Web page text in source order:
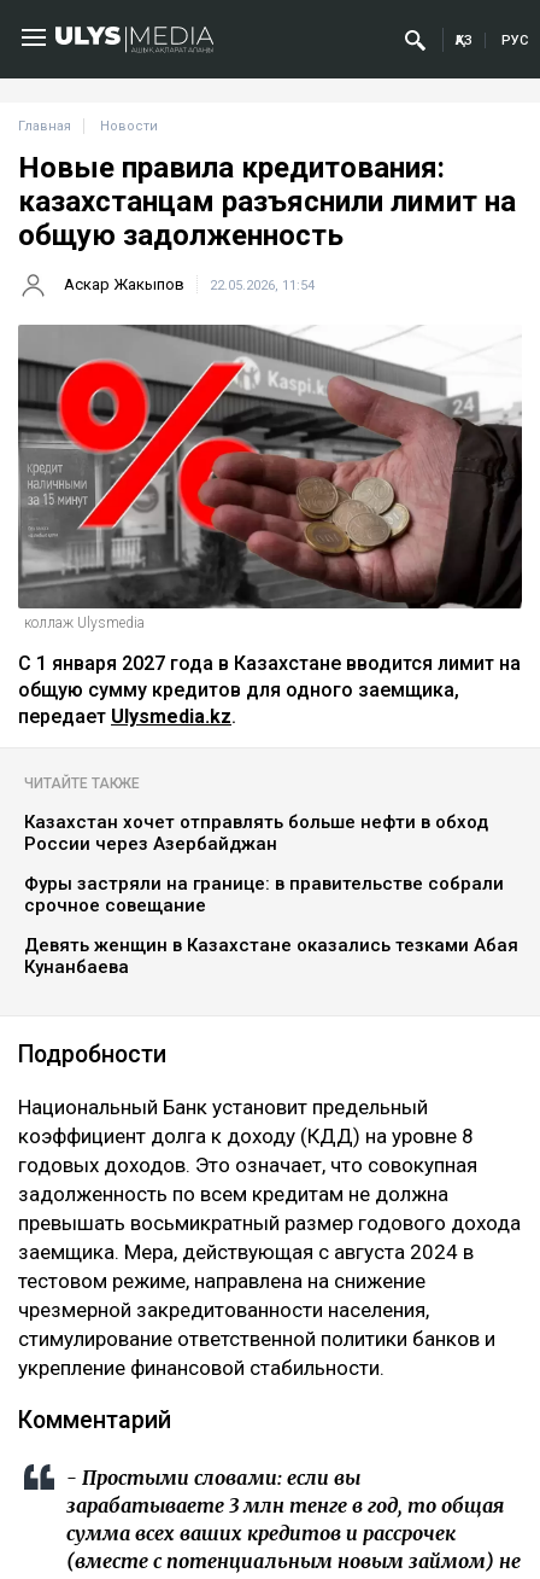
ҚАЗ РУС
Главная Новости
Новые правила кредитования:
казахстанцам разъяснили лимит на
общую задолженность
Аскар Жакыпов 22.05.2026, 11:54
коллаж Ulysmedia
С 1 января 2027 года в Казахстане вводится лимит на
общую сумму кредитов для одного заемщика,
передает Ulysmedia.kz.
ЧИТАЙТЕ ТАКЖЕ
Казахстан хочет отправлять больше нефти в обход
России через Азербайджан
Фуры застряли на границе: в правительстве собрали
срочное совещание
Девять женщин в Казахстане оказались тезками Абая
Кунанбаева
Подробности
Национальный Банк установит предельный
коэффициент долга к доходу (КДД) на уровне 8
годовых доходов. Это означает, что совокупная
задолженность по всем кредитам не должна
превышать восьмикратный размер годового дохода
заемщика. Мера, действующая с августа 2024 в
тестовом режиме, направлена на снижение
чрезмерной закредитованности населения,
стимулирование ответственной политики банков и
укрепление финансовой стабильности.
Комментарий
- Простыми словами: если вы
зарабатываете 3 млн тенге в год, то общая
сумма всех ваших кредитов и рассрочек
(вместе с потенциальным новым займом) не